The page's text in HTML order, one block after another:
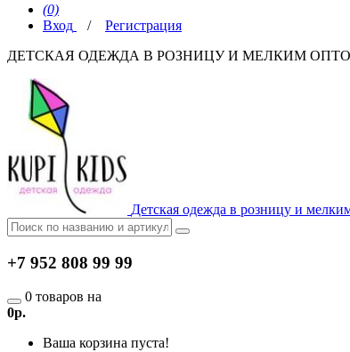
(0)
Вход
/
Регистрация
ДЕТСКАЯ ОДЕЖДА В РОЗНИЦУ И МЕЛКИМ
Детская одежда в розницу и
+7 952 808 99 99
0 товаров на
0р.
Ваша корзина пуста!